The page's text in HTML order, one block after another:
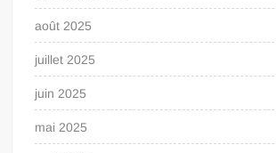
août 2025
juillet 2025
juin 2025
mai 2025